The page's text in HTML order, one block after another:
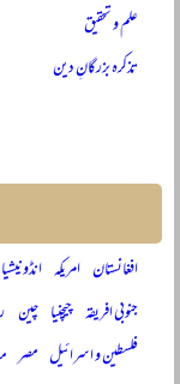
علم و تحقیق
تذکرہ بزرگانِ دین
افغانستان امریکہ انڈونیشیا
جنوبی افریقہ چیچنیا چین
فلسطین و اسرائیل مصر